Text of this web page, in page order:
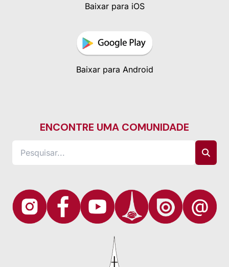
Baixar para iOS
Baixar para Android
ENCONTRE UMA COMUNIDADE